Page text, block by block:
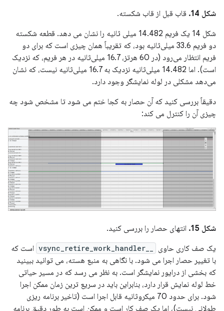
شکل 14.
قاب قبل از قاب شکسته.
شکل 14 یک فریم 14.482 میلی ثانیه را نشان می دهد. قطعه شکسته
دو فریم 33.6 میلی‌ثانیه بود، که تقریباً همان چیزی است که برای دو
فریم انتظار می‌رود (در 60 هرتز، 16.7 میلی‌ثانیه در هر فریم، که نزدیک
است). اما 14.482 میلی‌ثانیه نزدیک به 16.7 میلی‌ثانیه نیست، که نشان
می‌دهد مشکلی در لوله نمایشگر وجود دارد.
دقیقاً بررسی کنید که آن حصار به کجا ختم می شود تا مشخص شود چه
چیزی آن را کنترل می کند:
شکل 15.
انتهای حصار را بررسی کنید.
یک صف کاری حاوی
است که
با تغییر حصار اجرا می شود. با نگاهی به منبع هسته، می توانید ببینید
که بخشی از درایور نمایشگر است. به نظر می رسد که در مسیر حیاتی
خط لوله نمایش قرار دارد، بنابراین باید در سریع ترین زمان ممکن اجرا
شود. برای حدود 70 میکروثانیه قابل اجرا است (تاخیر برنامه ریزی
طولانی نیست)، اما یک صف کار است و ممکن است به طور دقیق برنامه